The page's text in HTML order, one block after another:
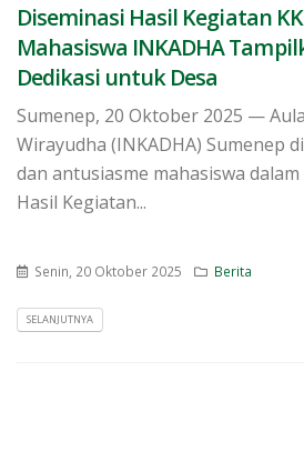
Diseminasi Hasil Kegiatan
Mahasiswa INKADHA
Dedikasi untuk Desa
Sumenep, 20 Oktober 2025 —
Wirayudha (INKADHA) Sumenep
dan antusiasme mahasiswa
Hasil Kegiatan...
Senin, 20 Oktober 2025 Berita
SELANJUTNYA